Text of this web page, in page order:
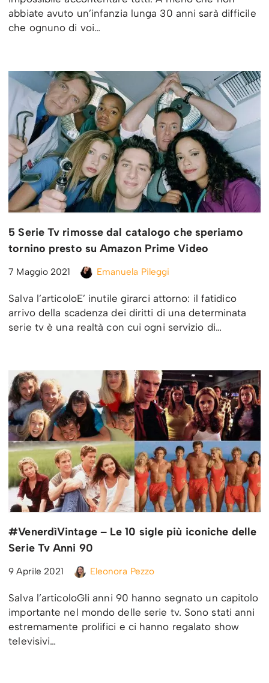
abbiate avuto un’infanzia lunga 30 anni sarà difficile
che ognuno di voi…
5 Serie Tv rimosse dal catalogo che speriamo
tornino presto su Amazon Prime Video
7 Maggio 2021 Emanuela Pileggi
Salva l’articoloE’ inutile girarci attorno: il fatidico
arrivo della scadenza dei diritti di una determinata
serie tv è una realtà con cui ogni servizio di…
#VenerdìVintage – Le 10 sigle più iconiche delle
Serie Tv Anni 90
9 Aprile 2021 Eleonora Pezzo
Salva l’articoloGli anni 90 hanno segnato un capitolo
importante nel mondo delle serie tv. Sono stati anni
estremamente prolifici e ci hanno regalato show
televisivi…